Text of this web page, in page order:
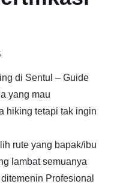
di Sentul – Guide
yang mau
hiking tetapi tak ingin
rute yang bapak/ibu
lambat semuanya
Profesional